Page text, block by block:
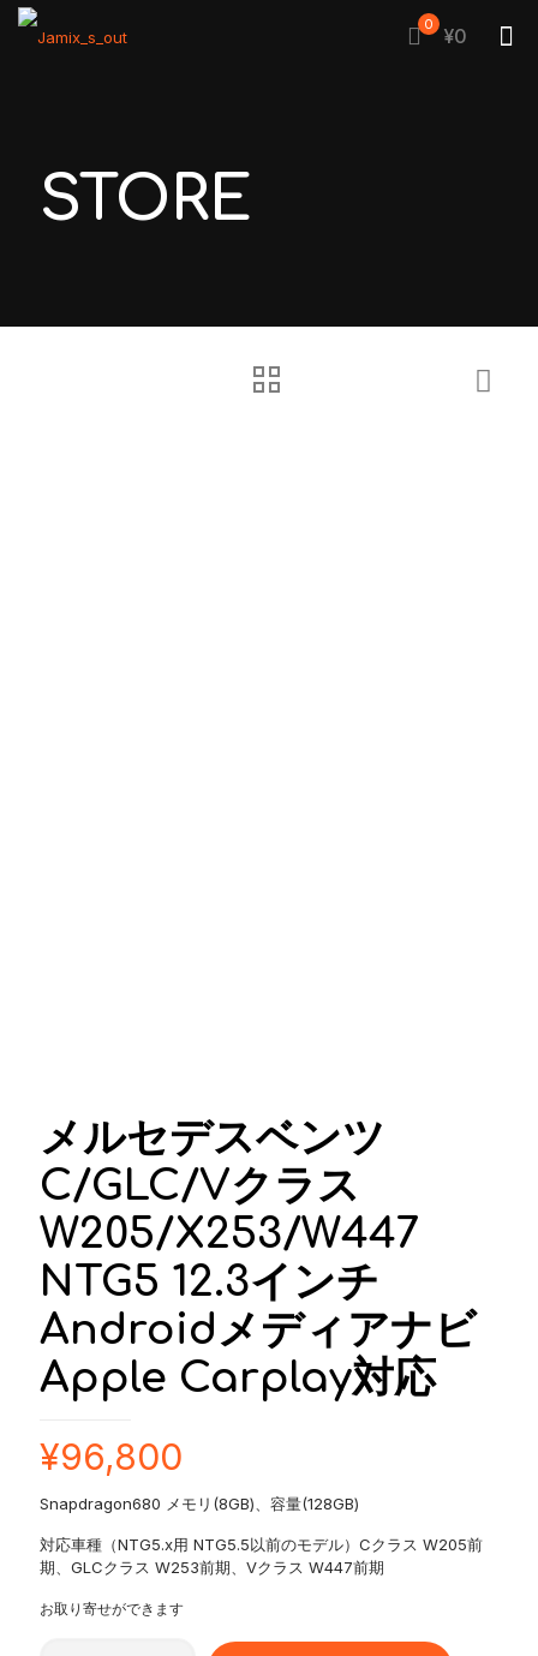
0 ¥0
STORE
メルセデスベンツ
C/GLC/Vクラス
W205/X253/W447
NTG5 12.3インチ
Androidメディアナビ
Apple Carplay対応
¥96,800
Snapdragon680 メモリ(8GB)、容量(128GB)
対応車種（NTG5.x用 NTG5.5以前のモデル）Cクラス W205前
期、GLCクラス W253前期、Vクラス W447前期
お取り寄せができます